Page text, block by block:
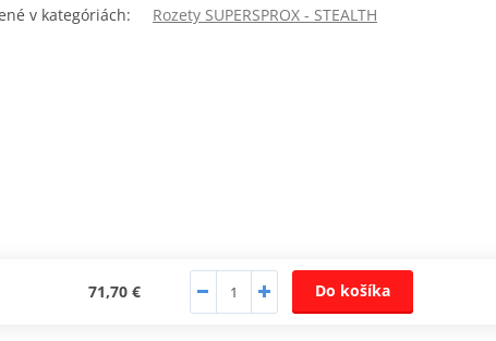
v kategóriách: Rozety SUPERSPROX - STEALTH
71,70 € Do košíka